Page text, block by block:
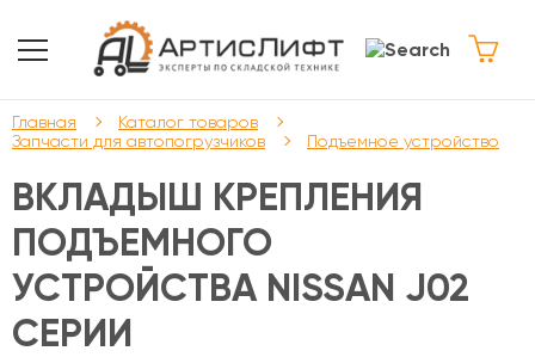
Главная
Каталог товаров
Запчасти для автопогрузчиков
Подъемное устройство
ВКЛАДЫШ КРЕПЛЕНИЯ
ПОДЪЕМНОГО
УСТРОЙСТВА NISSAN J02
СЕРИИ